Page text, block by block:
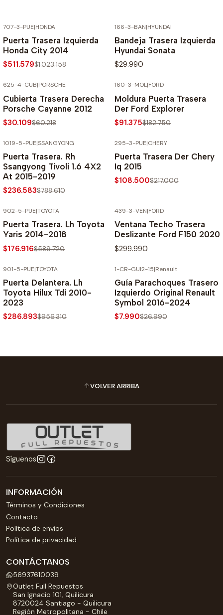
707-3-PUE|HONDA
Puerta Trasera Izquierda
Honda City 2014
$511.579$1.023.158
166-3-BAN|HYUNDAI
Bandeja Trasera Izquierda
Hyundai Sonata
$29.990
625-4-CUB|PORSCHE
Cubierta Trasera Derecha
Porsche Cayanne 2012
$30.109$60.218
160-3-MOL|FORD
Moldura Puerta Trasera
Der Ford Explorer
$91.375$182.750
1019-5-PUE|SSANGYONG
Puerta Trasera. Rh
Ssangyong Tivoli 1.6 4X2
At 2015-2019
$236.583$788.610
295-3-PUE|CHERY
Puerta Trasera Der Chery
Iq 2015
$108.500$217.000
902-5-PUE|TOYOTA
Puerta Trasera. Lh Toyota
Yaris 2014-2018
$176.916$589.720
439-3-VEN|FORD
Ventana Techo Trasera
Deslizante Ford F150 2020
$299.990
901-5-PUE|TOYOTA
Puerta Delantera. Lh
Toyota Hilux Tdi 2010-
2023
$286.893$956.310
1-CR-GUI2-15|Renault
Guía Parachoques Trasero
Izquierdo Original Renault
Symbol 2016-2024
$7.990$26.990
VOLVER ARRIBA
Síguenos
INFORMACIÓN
Términos y Condiciones
Contacto
Política de envíos
Política de privacidad
CONTÁCTANOS
56937610039
Outlet Full Repuestos
San Ignacio 101, Quilicura
8720024 Santiago - Quilicura
Región Metropolitana - Chile